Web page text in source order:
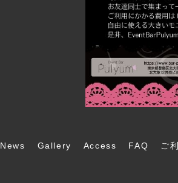
News Gallery Access FAQ ご